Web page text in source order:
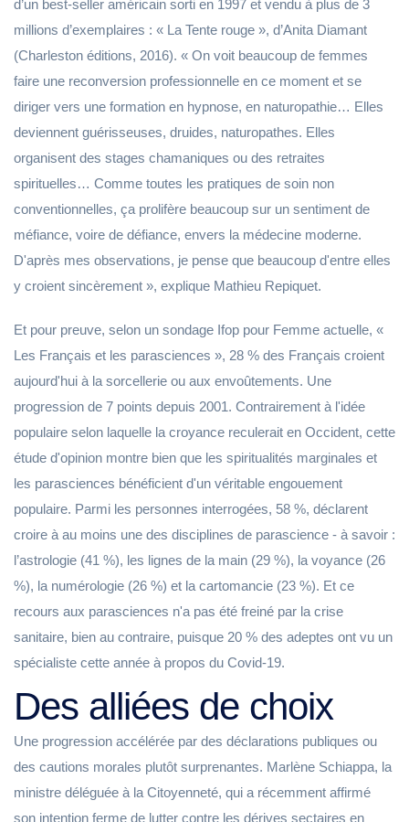
d’un best-seller américain sorti en 1997 et vendu à plus de 3
millions d’exemplaires : « La Tente rouge », d’Anita Diamant
(Charleston éditions, 2016). « On voit beaucoup de femmes
faire une reconversion professionnelle en ce moment et se
diriger vers une formation en hypnose, en naturopathie… Elles
deviennent guérisseuses, druides, naturopathes. Elles
organisent des stages chamaniques ou des retraites
spirituelles… Comme toutes les pratiques de soin non
conventionnelles, ça prolifère beaucoup sur un sentiment de
méfiance, voire de défiance, envers la médecine moderne.
D'après mes observations, je pense que beaucoup d'entre elles
y croient sincèrement », explique Mathieu Repiquet.
Et pour preuve, selon un sondage Ifop pour Femme actuelle, «
Les Français et les parasciences », 28 % des Français croient
aujourd'hui à la sorcellerie ou aux envoûtements. Une
progression de 7 points depuis 2001. Contrairement à l'idée
populaire selon laquelle la croyance reculerait en Occident, cette
étude d'opinion montre bien que les spiritualités marginales et
les parasciences bénéficient d'un véritable engouement
populaire. Parmi les personnes interrogées, 58 %, déclarent
croire à au moins une des disciplines de parascience - à savoir :
l’astrologie (41 %), les lignes de la main (29 %), la voyance (26
%), la numérologie (26 %) et la cartomancie (23 %). Et ce
recours aux parasciences n'a pas été freiné par la crise
sanitaire, bien au contraire, puisque 20 % des adeptes ont vu un
spécialiste cette année à propos du Covid-19.
Des alliées de choix
Une progression accélérée par des déclarations publiques ou
des cautions morales plutôt surprenantes. Marlène Schiappa, la
ministre déléguée à la Citoyenneté, qui a récemment affirmé
son intention ferme de lutter contre les dérives sectaires en